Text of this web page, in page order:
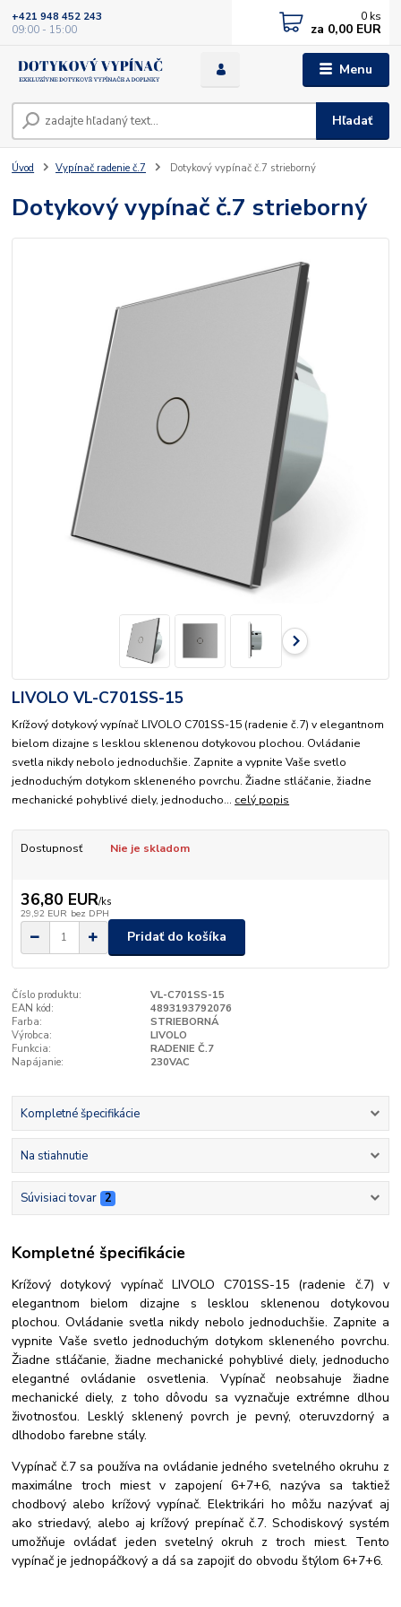
Menu
Hľadať
+421 948 452 243
09:00 - 15:00
0 ks
za 0,00 EUR
Úvod Vypínač radenie č.7 Dotykový vypínač č.7 strieborný
Dotykový vypínač č.7 strieborný
LIVOLO VL-C701SS-15
Krížový dotykový vypínač LIVOLO C701SS-15 (radenie č.7) v elegantnom
bielom dizajne s lesklou sklenenou dotykovou plochou. Ovládanie
svetla nikdy nebolo jednoduchšie. Zapnite a vypnite Vaše svetlo
jednoduchým dotykom skleneného povrchu. Žiadne stláčanie, žiadne
mechanické pohyblivé diely, jednoducho... celý popis
Dostupnosť Nie je skladom
36,80 EUR/ks
29,92 EUR bez DPH
Pridať do košíka
Číslo produktu:
VL-C701SS-15
EAN kód:
4893193792076
Farba:
STRIEBORNÁ
Výrobca:
LIVOLO
Funkcia:
RADENIE Č.7
Napájanie:
230VAC
Kompletné špecifikácie
Na stiahnutie
Súvisiaci tovar 2
Kompletné špecifikácie
Krížový dotykový vypínač LIVOLO C701SS-15 (radenie č.7) v
elegantnom bielom dizajne s lesklou sklenenou dotykovou
plochou. Ovládanie svetla nikdy nebolo jednoduchšie. Zapnite a
vypnite Vaše svetlo jednoduchým dotykom skleneného povrchu.
Žiadne stláčanie, žiadne mechanické pohyblivé diely, jednoducho
elegantné ovládanie osvetlenia. Vypínač neobsahuje žiadne
mechanické diely, z toho dôvodu sa vyznačuje extrémne dlhou
životnosťou. Lesklý sklenený povrch je pevný, oteruvzdorný a
dlhodobo farebne stály.
Vypínač č.7 sa používa na ovládanie jedného svetelného okruhu z
maximálne troch miest v zapojení 6+7+6, nazýva sa taktiež
chodbový alebo krížový vypínač. Elektrikári ho môžu nazývať aj
ako striedavý, alebo aj krížový prepínač č.7. Schodiskový systém
umožňuje ovládať jeden svetelný okruh z troch miest. Tento
vypínač je jednopáčkový a dá sa zapojiť do obvodu štýlom 6+7+6.